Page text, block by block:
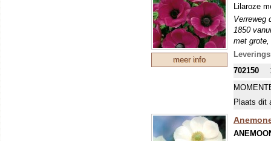
meer info
Lilaroze
Verreweg
1850
met
en vrij
702150
Plaats dit